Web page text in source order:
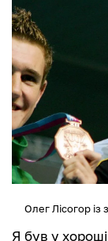
Олег Лісогор
Я був у